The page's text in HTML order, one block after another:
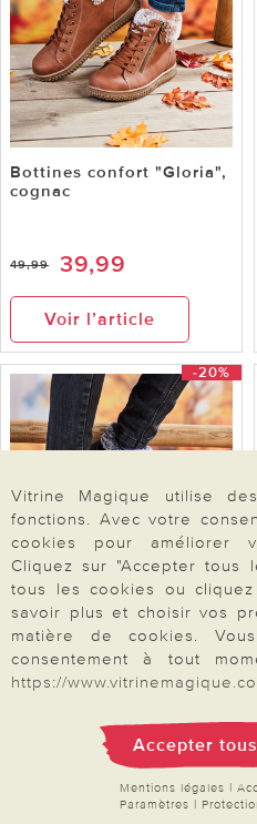
Bottines confort "Gloria",
cognac
49,99 39,99
Voir l’article
-20%
Bottines confort "Gloria",
anthracite
Voir l’article
Vitrine Magique utilise
fonctions. Avec votre
cookies pour améliorer
Cliquez sur "Accepter tous
tous les cookies ou
savoir plus et choisir vos
matière de cookies.
consentement à tout
https://
Accepter
Mentions légales |
Paramètres |